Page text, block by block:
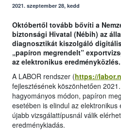
2021. szeptember 28, kedd
Októbertől tovább bővíti a
biztonsági Hivatal (Nébih) az
diagnosztikát kiszolgáló
„papíron megrendelt”
az elektronikus eredményközlés.
A LABOR rendszer (https://
fejlesztésének köszönhetően
hagyományos módon, papíron
esetében is elindul az
újabb vizsgálattípusnál válik
eredménykiadás.